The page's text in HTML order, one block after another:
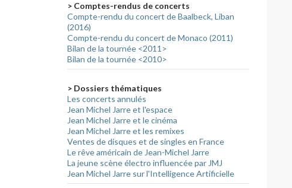
> Comptes-rendus de concerts
Compte-rendu du concert de Baalbeck, Liban
(2016)
Compte-rendu du concert de Monaco (2011)
Bilan de la tournée <2011>
Bilan de la tournée <2010>
> Dossiers thématiques
Les concerts annulés
Jean Michel Jarre et l'espace
Jean Michel Jarre et le cinéma
Jean Michel Jarre et les remixes
Ventes de disques et de singles en France
Le rêve américain de Jean-Michel Jarre
La jeune scène électro influencée par JMJ
Jean Michel Jarre sur l'Intelligence Artificielle